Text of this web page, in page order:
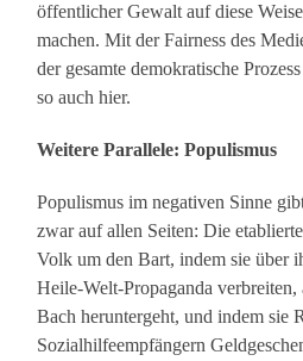
öffentlicher Gewalt auf diese
machen. Mit der Fairness des
der gesamte demokratische
so auch hier.
Weitere Parallele: Populismus
Populismus im negativen Sinne
zwar auf allen Seiten: Die
Volk um den Bart, indem sie über
Heile-Welt-Propaganda verbreiten,
Bach heruntergeht, und indem sie
Sozialhilfeempfängern